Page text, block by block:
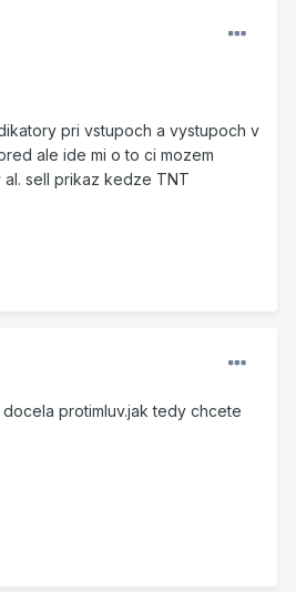
pri vstupoch a vystupoch v
ale ide mi o to ci mozem
sell prikaz kedze TNT
protimluv.jak tedy chcete